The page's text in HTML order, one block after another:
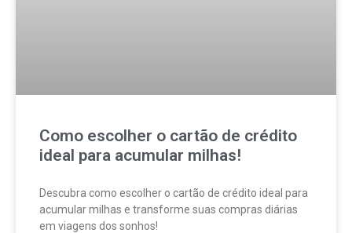
Como escolher o cartão de crédito
ideal para acumular milhas!
Descubra como escolher o cartão de crédito ideal para
acumular milhas e transforme suas compras diárias
em viagens dos sonhos!